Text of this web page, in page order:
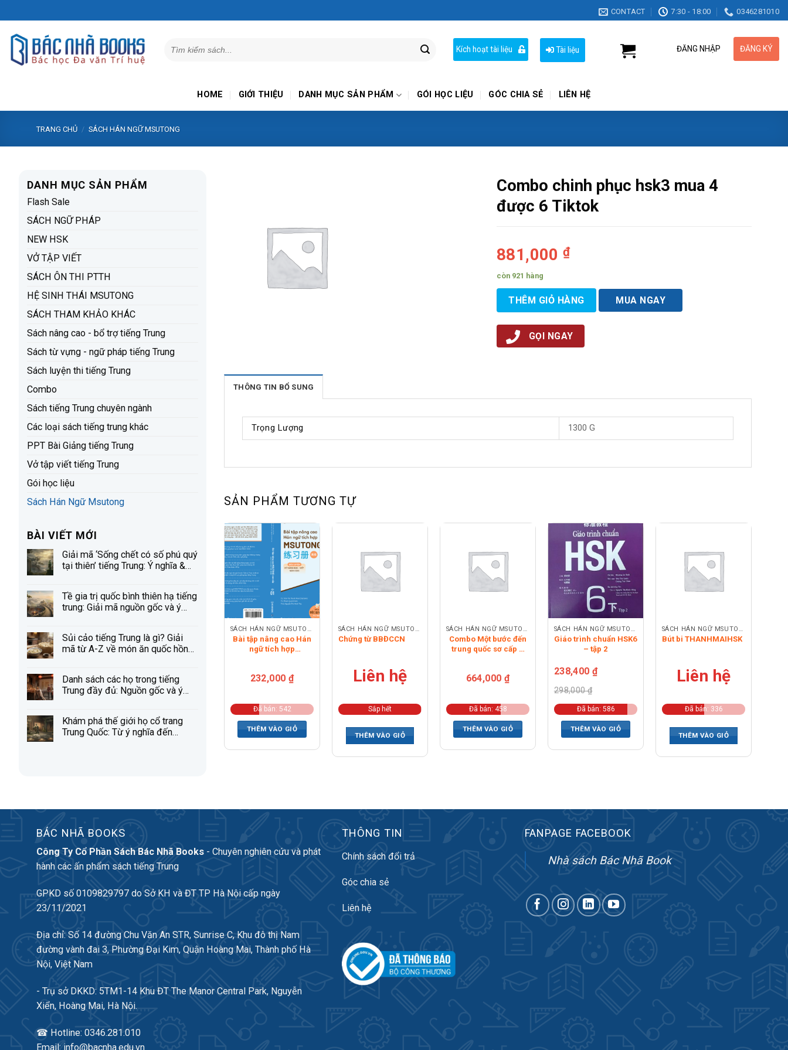
to
content
CONTACT 7:30 - 18:00 0346281010
kiếm:
Kích hoạt tài liệu Tài liệu ĐĂNG NHẬP ĐĂNG KÝ
HOME GIỚI THIỆU DANH MỤC SẢN PHẨM GÓI HỌC LIỆU GÓC CHIA SẺ LIÊN HỆ
TRANG CHỦ / SÁCH HÁN NGỮ MSUTONG
DANH MỤC SẢN PHẨM
Flash Sale
SÁCH NGỮ PHÁP
NEW HSK
VỞ TẬP VIẾT
SÁCH ÔN THI PTTH
HỆ SINH THÁI MSUTONG
SÁCH THAM KHẢO KHÁC
Sách nâng cao - bổ trợ tiếng Trung
Sách từ vựng - ngữ pháp tiếng Trung
Sách luyện thi tiếng Trung
Combo
Sách tiếng Trung chuyên ngành
Các loại sách tiếng trung khác
PPT Bài Giảng tiếng Trung
Vở tập viết tiếng Trung
Gói học liệu
Sách Hán Ngữ Msutong
BÀI VIẾT MỚI
Giải mã ‘Sống chết có số phú quý
tại thiên’ tiếng Trung: Ý nghĩa &
Tề gia trị quốc bình thiên hạ tiếng
trung: Giải mã nguồn gốc và ý
Sủi cảo tiếng Trung là gì? Giải
mã từ A-Z về món ăn quốc hồn
Danh sách các họ trong tiếng
Trung đầy đủ: Nguồn gốc và ý
Khám phá thế giới họ cổ trang
Trung Quốc: Từ ý nghĩa đến
Combo chinh phục hsk3 mua 4
được 6 Tiktok
881,000₫
còn 921 hàng
THÊM GIỎ HÀNG MUA NGAY
GỌI NGAY
THÔNG TIN BỔ SUNG
Trọng Lượng 1300 G
SẢN PHẨM TƯƠNG TỰ
Bài tập nâng cao Hán
ngữ tích hợp
232,000 ₫
Đã bán: 542
THÊM VÀO GIỎ
Chứng từ BBĐCCN
Liên hệ
Sắp hết
THÊM VÀO GIỎ
Combo Một bước đến
trung quốc sơ cấp +
dịch
664,000 ₫
Đã bán: 458
THÊM VÀO GIỎ
Giáo trình chuẩn HSK6
– tập 2
238,400 ₫
298,000₫
Đã bán: 586
THÊM VÀO GIỎ
Bút bi THANHMAIHSK
Liên hệ
Đã bán: 336
THÊM VÀO GIỎ
BÁC NHÃ BOOKS
Công Ty Cổ Phần Sách Bác Nhã Books - Chuyên nghiên cứu và phát
hành các ấn phẩm sách tiếng Trung
GPKD số 0109829797 do Sở KH và ĐT TP Hà Nội cấp ngày
23/11/2021
Địa chỉ: Số 14 đường Chu Văn An STR, Sunrise C, Khu đô thị Nam
đường vành đai 3, Phường Đại Kim, Quận Hoàng Mai, Thành phố Hà
Nội, Việt Nam
- Trụ sở DKKD: 5TM1-14 Khu ĐT The Manor Central Park, Nguyễn
Xiển, Hoàng Mai, Hà Nội.
☎ Hotline: 0346.281.010
Email: info@bacnha.edu.vn
THÔNG TIN
Chính sách đổi trả
Góc chia sẻ
Liên hệ
FANPAGE FACEBOOK
Nhà sách Bác Nhã Book